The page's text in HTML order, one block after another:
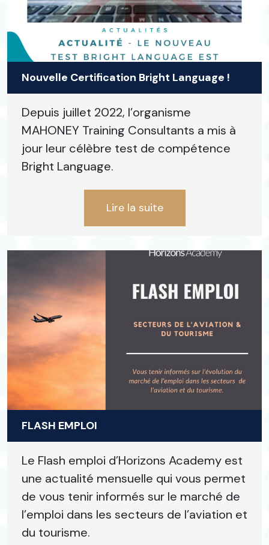
Nouvelle Certification Bright Language !
Depuis juillet 2022, l’organisme
MAHONEY Training Consultants a mis à
jour leur célèbre test de compétence
Bright Language.
Lire la suite
FLASH EMPLOI
Le Flash emploi d’Horizons Academy est
une actualité mensuelle qui vous permet
de vous tenir informés sur le marché de
l’emploi dans les secteurs de l’aviation et
du tourisme.